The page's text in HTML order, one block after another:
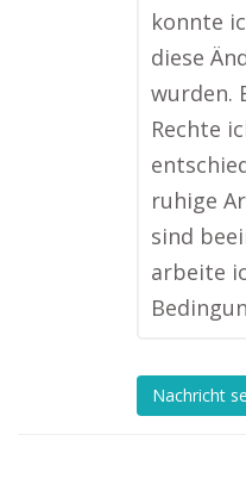
konnte
diese
wurden.
Rechte
ruhige
sind
arbeite
Nachricht